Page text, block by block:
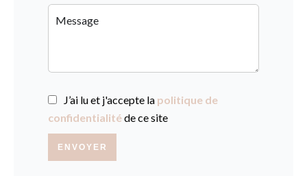
J’ai lu et j'accepte la politique de
confidentialitéde ce site
ENVOYER